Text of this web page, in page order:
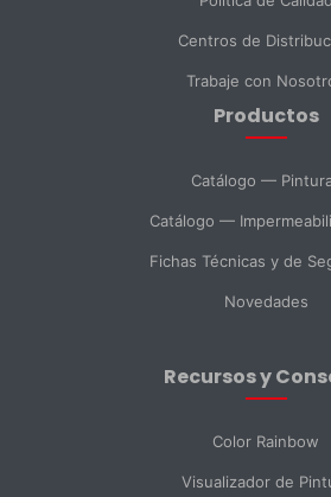
Centros de
Trabaje con
Productos
Catálogo —
Catálogo —
Fichas Técnicas y de
Novedades
Recursos y
Color Rainbow
Visualizador de